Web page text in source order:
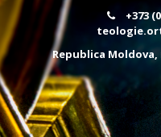
+373
Republica Moldova,